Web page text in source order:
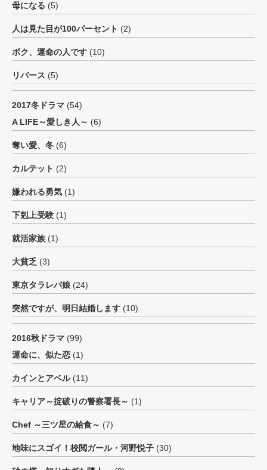
母になる (5)
人は見た目が100パーセント (2)
ボク、運命の人です (10)
リバース (5)
2017冬ドラマ (54)
A LIFE～愛しき人～ (6)
奪い愛、冬 (6)
カルテット (2)
嫌われる勇気 (1)
下剋上受験 (1)
就活家族 (1)
大貧乏 (3)
東京タラレバ娘 (24)
突然ですが、明日結婚します (10)
2016秋ドラマ (99)
運命に、似た恋 (1)
カインとアベル(11)
キャリア～掟破りの警察署長～ (1)
Chef ～三ツ星の給食～ (7)
地味にスゴイ！校閲ガール・河野悦子 (30)